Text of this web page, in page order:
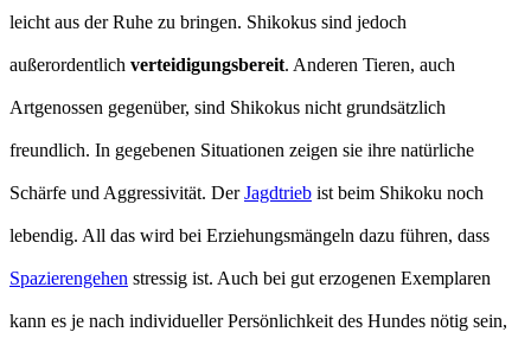
leicht aus der Ruhe zu bringen. Shikokus sind jedoch
außerordentlich verteidigungsbereit. Anderen Tieren, auch
Artgenossen gegenüber, sind Shikokus nicht grundsätzlich
freundlich. In gegebenen Situationen zeigen sie ihre natürliche
Schärfe und Aggressivität. DerJagdtrieb ist beim Shikoku noch
lebendig. All das wird bei Erziehungsmängeln dazu führen, dass
Spazierengehen stressig ist. Auch bei gut erzogenen Exemplaren
kann es je nach individueller Persönlichkeit des Hundes nötig sein,